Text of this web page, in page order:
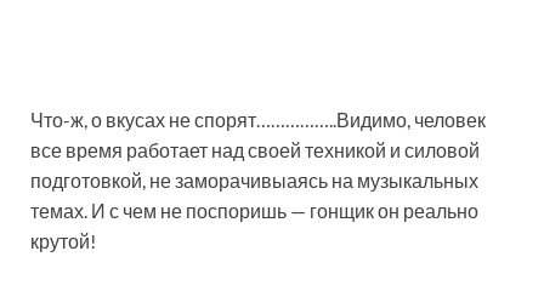
Что-ж, о вкусах не спорят……………..Видимо, человек
все время работает над своей техникой и силовой
подготовкой, не заморачивыаясь на музыкальных
темах. И с чем не поспоришь — гонщик он реально
крутой!